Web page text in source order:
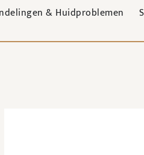
& Huidproblemen